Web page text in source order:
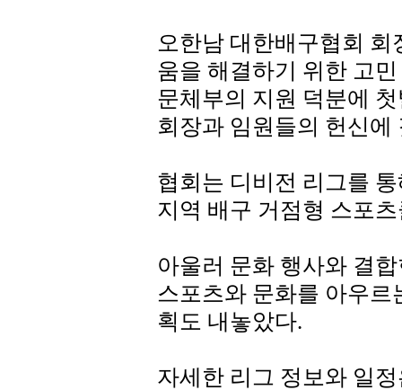
오한남 대한배구협회
움을 해결하기 위한 고
문체부의 지원 덕분에
회장과 임원들의 헌신에
협회는 디비전 리그를
지역 배구 거점형 스포
아울러 문화 행사와 결
스포츠와 문화를 아우
획도 내놓았다.
자세한 리그 정보와 일